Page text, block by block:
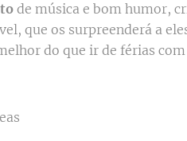
de música e bom humor,
que os surpreenderá a
do que ir de férias